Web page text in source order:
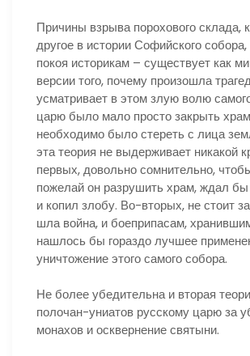
Причины взрыва порохового склада,
другое в истории Софийского
покоя историкам – существует как
версии того, почему произошла
усматривает в этом злую волю
царю было мало просто закрыть
необходимо было стереть с лица
эта теория не выдерживает никакой
первых, довольно сомнительно,
пожелай он разрушить храм, ждал
и копил злобу. Во-вторых, не стоит
шла война, и боеприпасам,
нашлось бы гораздо лучшее
уничтожение этого самого собора.
Не более убедительна и вторая
полочан-униатов русскому царю за
монахов и осквернение святыни.